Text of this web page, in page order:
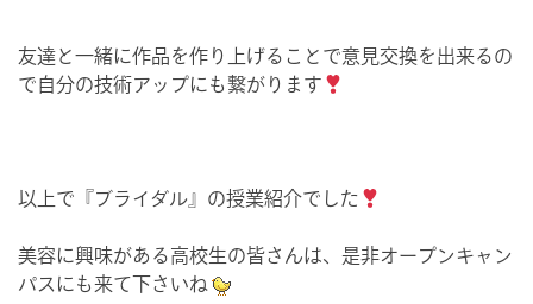
友達と一緒に作品を作り上げることで意見交換を出来るの
で自分の技術アップにも繋がります
以上で『ブライダル』の授業紹介でした
美容に興味がある高校生の皆さんは、是非オープンキャン
パスにも来て下さいね